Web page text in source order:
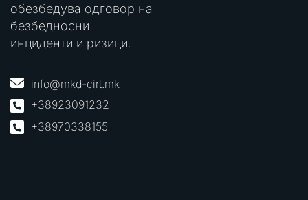
обезбедува одговор на
безбедносни
инциденти и ризици.
info@mkd-cirt.mk
+38923091232
+38970338155